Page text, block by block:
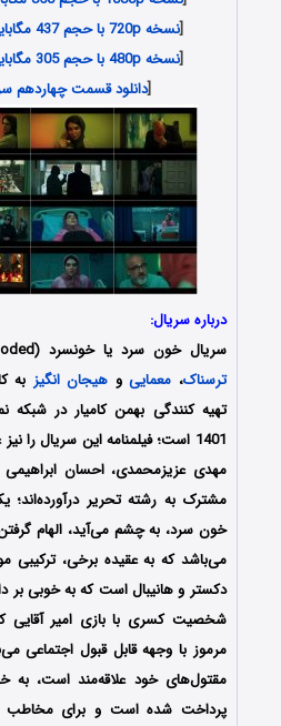
[نسخه 720p با حجم 437 مگابایت – 10.500 تومان
[نسخه 480p با حجم 305 مگابایت – 10.000 تومان
[دانلود قسمت چهاردهم
درباره سریال:
سریال خون سرد یا خونسرد (Cold Blooded) سریالی
ترسناک، معماییو هیجان انگیز به
تهیه کنندگی بهمن کامیار در
1401 است؛ فیلمنامه این سریال را نیز
مهدی عزیزمحمدی، احسان
مشترک به رشته تحریر درآورده‌‌اند؛
خون سرد، به چشم می‌آید، الهام
می‌باشد که به عقیده برخی، ترکیبی
دکستر و هانیبال است که به خوبی
شخصیت کسری با بازی امیر آقایی
مرموز با وجهه قابل قبول اجتماعی
مقتول‌های خود علاقه‌مند است،
پرداخت شده است و برای